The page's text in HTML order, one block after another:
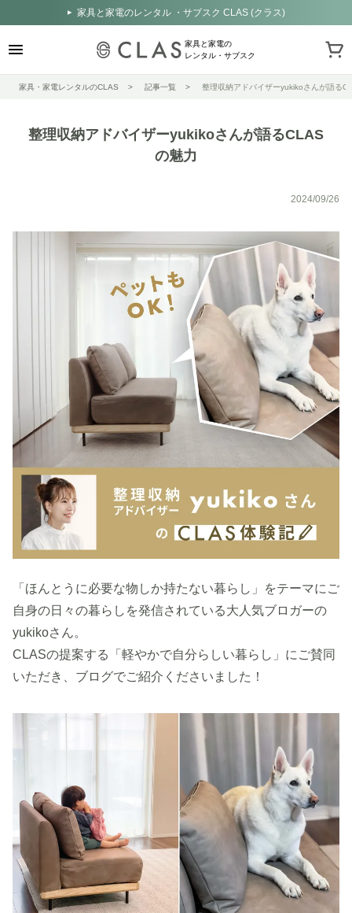
家具と家電のレンタル ・サブスク CLAS (クラス)
家具と家電の
レンタル・サブスク
家具・家電レンタルのCLAS 記事一覧 整理収納アドバイザーyukikoさんが語る
整理収納アドバイザーyukikoさんが語るCLAS
の魅力
2024/09/26
「ほんとうに必要な物しか持たない暮らし」をテーマにご
自身の日々の暮らしを発信されている大人気ブロガーの
yukikoさん。
CLASの提案する「軽やかで自分らしい暮らし」にご賛同
いただき、ブログでご紹介くださいました！